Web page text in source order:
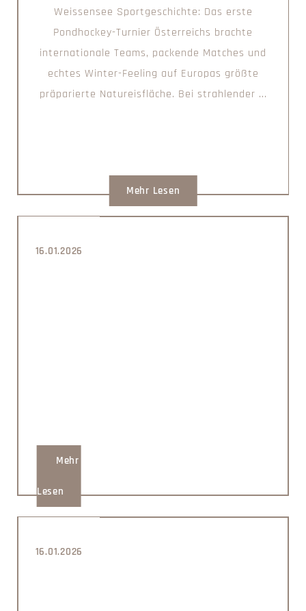
Weissensee Sportgeschichte: Das erste
Pondhockey-Turnier Österreichs brachte
internationale Teams, packende Matches und
echtes Winter-Feeling auf Europas größte
präparierte Natureisfläche. Bei strahlender ...
Mehr Lesen
16.01.2026
Mehr
Lesen
16.01.2026